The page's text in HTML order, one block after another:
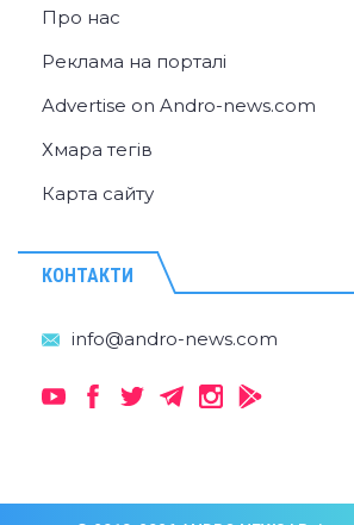
Про нас
Реклама на порталі
Advertise on Andro-news.com
Хмара тегів
Карта сайту
КОНТАКТИ